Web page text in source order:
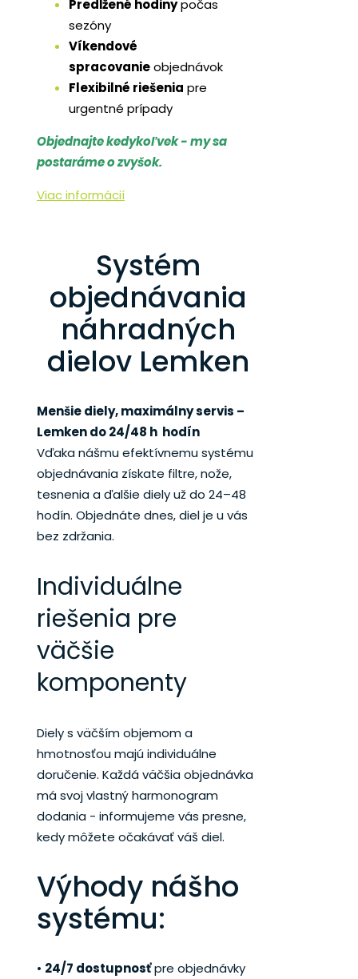
Predĺžené hodinypočas
sezóny
Víkendové
spracovanieobjednávok
Flexibilné riešenia pre
urgentné prípady
Objednajte kedykoľvek - my sa
postaráme o zvyšok.
Viac informácií
Systém
objednávania
náhradných
dielov Lemken
Menšie diely, maximálny servis –
Lemken do 24/48 h hodín
Vďaka nášmu efektívnemu systému
objednávania získate filtre, nože,
tesnenia a ďalšie diely už do 24–48
hodín. Objednáte dnes, diel je u vás
bez zdržania.
Individuálne
riešenia pre
väčšie
komponenty
Diely s väčším objemom a
hmotnosťou majú individuálne
doručenie. Každá väčšia objednávka
má svoj vlastný harmonogram
dodania - informujeme vás presne,
kedy môžete očakávať váš diel.
Výhody nášho
systému:
• 24/7 dostupnosťpre objednávky